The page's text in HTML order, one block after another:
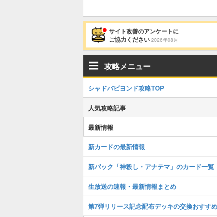
サイト改善のアンケートに
ご協力ください 2026年08月
攻略メニュー
シャドバビヨンド攻略TOP
人気攻略記事
最新情報
新カードの最新情報
新パック「神殺し・アナテマ」のカード一覧
生放送の速報・最新情報まとめ
第7弾リリース記念配布デッキの交換おすすめ